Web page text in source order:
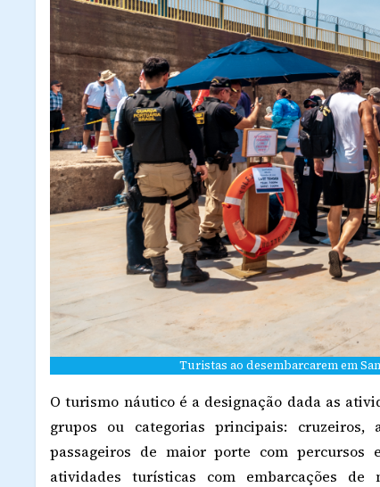
Turistas ao desembarcarem em
O turismo náutico é a designação dada as
grupos ou categorias principais: cruzeiros,
passageiros de maior porte com percursos
atividades turísticas com embarcações